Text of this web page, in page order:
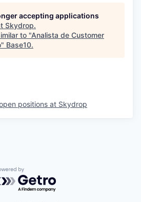
accepting applications
Skydrop.
to "Analista de Customer
" Base10.
positions at Skydrop
by Getro.com